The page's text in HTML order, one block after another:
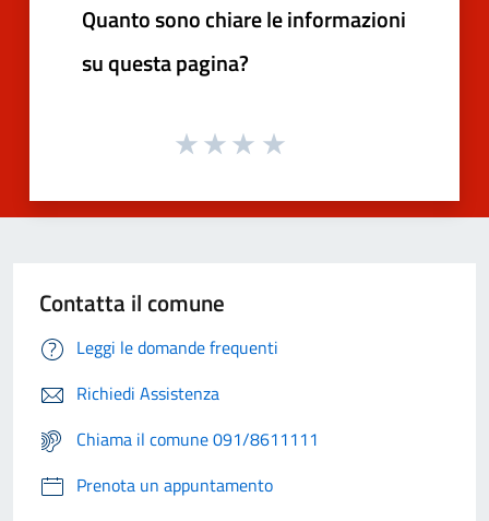
Quanto sono chiare le informazioni
su questa pagina?
Contatta il comune
Leggi le domande frequenti
Richiedi Assistenza
Chiama il comune 091/8611111
Prenota un appuntamento